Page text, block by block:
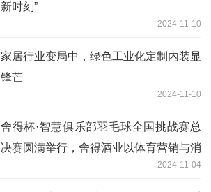
新时刻”
2024-11-10
家居行业变局中，绿色工业化定制内装显
锋芒
2024-11-10
舍得杯·智慧俱乐部羽毛球全国挑战赛总
决赛圆满举行，舍得酒业以体育营销与消
2024-11-04